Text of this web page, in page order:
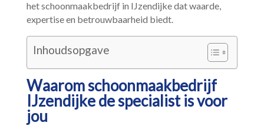
het schoonmaakbedrijf in IJzendijke dat waarde,
expertise en betrouwbaarheid biedt.​
Inhoudsopgave
Waarom schoonmaakbedrijf
IJzendijke de specialist is voor
jou